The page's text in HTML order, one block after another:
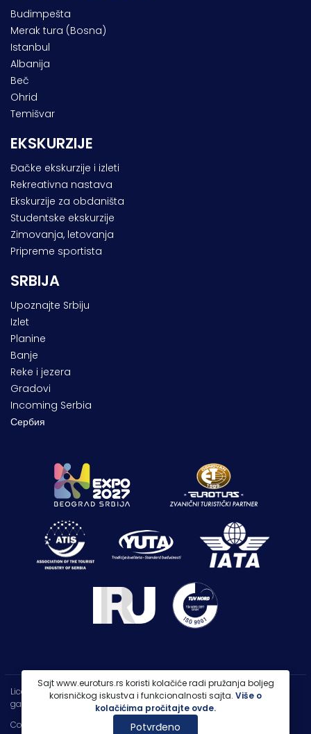
Budimpešta
Merak tura (Bosna)
Istanbul
Albanija
Beč
Ohrid
Temišvar
EKSKURZIJE
Đačke ekskurzije i izleti
Rekreativna nastava
Ekskurzije za obdaništa
Studentske ekskurzije
Zimovanja, letovanja
Pripreme sportista
SRBIJA
Upoznajte Srbiju
Izlet
Planine
Banje
Reke i jezera
Gradovi
Incoming Serbia
Сербия
Copyright 2026 |
PP Euroturs Niš DOO
Licenca OTP-A 107/2021
garancija putovanja 250.000€
Sajt www.euroturs.rs koristi kolačiće radi pružanja boljeg
korisničkog iskustva i funkcionalnosti sajta. Više o
kolačićima pročitajte ovde.
Potvrđeno